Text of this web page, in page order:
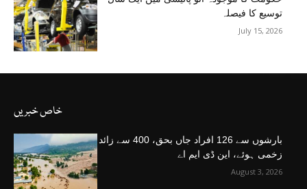
توسیع کا فیصلہ
July 15, 2026
خاص خبریں
بارشوں سے 126 افراد جاں بحق، 400 سے زائد
زخمی ہوئے، این ڈی ایم اے
August 3, 2026